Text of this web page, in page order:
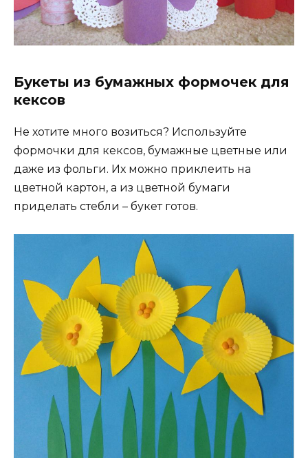
Букеты из бумажных формочек для
кексов
Не хотите много возиться? Используйте
формочки для кексов, бумажные цветные или
даже из фольги. Их можно приклеить на
цветной картон, а из цветной бумаги
приделать стебли – букет готов.